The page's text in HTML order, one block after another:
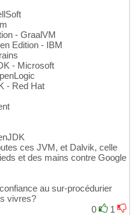
- GraalVM
Edition - IBM
- Microsoft
- Red Hat
ces JVM, et Dalvik, celle
et des mains contre Google
au sur-procédurier
vivres?
0
1